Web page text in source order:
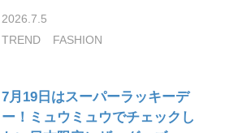
2026.7.5
TREND
FASHION
7月19日はスーパーラッキーデ
ー！ミュウミュウでチェックし